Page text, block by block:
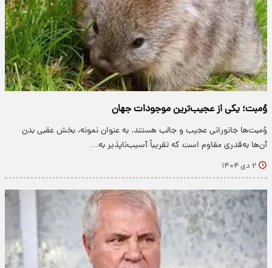
وُمبت‌؛ یکی از عجیب‌ترین موجودات جهان
وُمبت‌ها جانورانی عجیب و جالب هستند. به عنوان نمونه، بخش عقبی بدن
آن‌ها به‌قدری مقاوم است که تقریباً آسیب‌ناپذیر به…
۲ دی ۱۴۰۴